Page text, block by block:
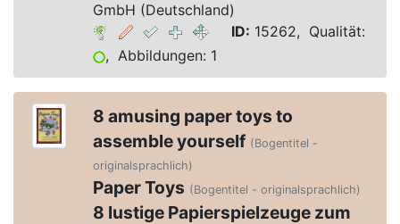
GmbH (Deutschland)
ID: 15262, Qualität:
, Abbildungen: 1
8 amusing paper toys to
assemble yourself (Bogentitel -
originalsprachlich)
Paper Toys (Bogentitel - originalsprachlich)
8 lustige Papierspielzeuge zum